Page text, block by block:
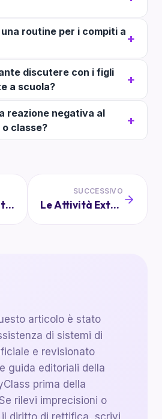
routine per i compiti a
discutere con i figli
a scuola?
reazione negativa al
classe?
L'Orientamento Scolastico: Aiuto e Supporto per Genitori e Alunni
SUCCESSIVO
Le Attività Extracurriculari: Benefici e Normative
articolo è stato
di sistemi di
e revisionato
guida editoriali della
prima della
rilevi imprecisioni o
diritto di rettifica, scrivi